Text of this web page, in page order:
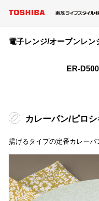
電子レンジ/オーブンレン
ER-
カレーパン/ピロシ
揚げるタイプの定番カレーパ